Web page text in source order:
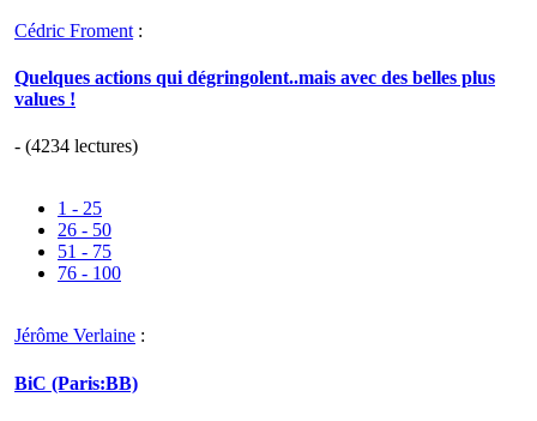
Cédric Froment :
Quelques actions qui dégringolent..mais avec des belles plus
values !
- (4234 lectures)
1 - 25
26 - 50
51 - 75
76 - 100
Jérôme Verlaine :
BiC (Paris:BB)